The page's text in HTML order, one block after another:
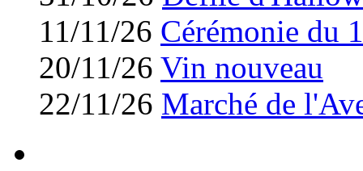
11/11/26 Cérémonie du
20/11/26 Vin nouveau
22/11/26 Marché de